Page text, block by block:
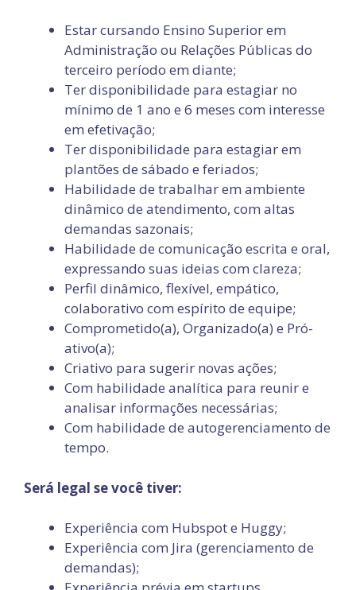
Estar cursando Ensino Superior em
Administração ou Relações Públicas do
terceiro período em diante;
Ter disponibilidade para estagiar no
mínimo de 1 ano e 6 meses com interesse
em efetivação;
Ter disponibilidade para estagiar em
plantões de sábado e feriados;
Habilidade de trabalhar em ambiente
dinâmico de atendimento, com altas
demandas sazonais;
Habilidade de comunicação escrita e oral,
expressando suas ideias com clareza;
Perfil dinâmico, flexível, empático,
colaborativo com espírito de equipe;
Comprometido(a), Organizado(a) e Pró-
ativo(a);
Criativo para sugerir novas ações;
Com habilidade analítica para reunir e
analisar informações necessárias;
Com habilidade de autogerenciamento de
tempo.
Será legal se você tiver:
Experiência com Hubspot e Huggy;
Experiência com Jira (gerenciamento de
demandas);